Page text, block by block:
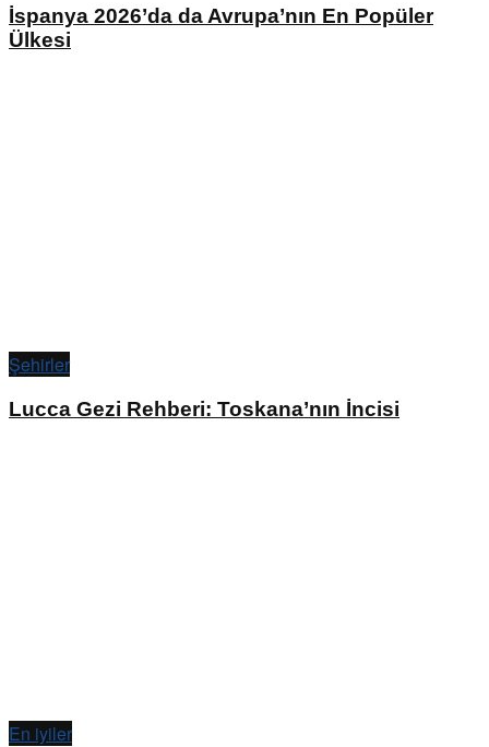
İspanya 2026’da da Avrupa’nın En Popüler
Ülkesi
Şehirler
Lucca Gezi Rehberi: Toskana’nın İncisi
En iyiler